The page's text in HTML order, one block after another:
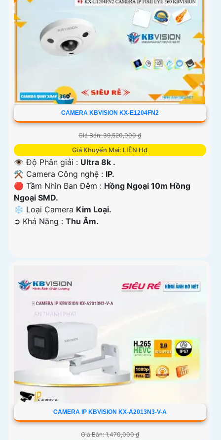
CAMERA KBVISION KX-E1204FN2
Giá Bán: 39,520,000 ₫
Giá Khuyến Mại: LIÊN H₫
👁 Độ Phân giải : Ultra 8k .
⚒ Camera Công nghệ : IP.
🔴 Tầm Nhìn Ban Đêm : Hồng Ngoại 10m Hồng
Ngoại SMD.
❄ Loại Camera Kim Loại.
️➲ Khả Năng : Thu Âm.
CAMERA IP KBVISION KX-A2013N3-V-A
Giá Bán: 1,470,000 ₫